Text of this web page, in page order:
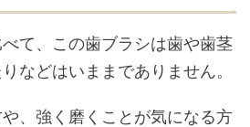
て、この歯ブラシは歯や歯茎
などはいままでありません。
、強く磨くことが気になる方